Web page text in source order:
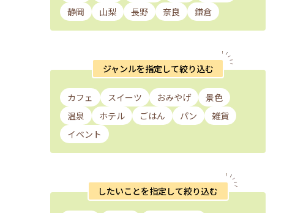
静岡
山梨 長野 奈良 鎌倉
ジャンルを指定して絞り込む
カフェ スイーツ おみやげ
景色
温泉
ホテル ごはん パン
雑貨
イベント
したいことを指定して絞り込む